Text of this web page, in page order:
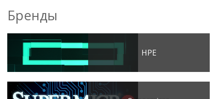
Бренды
HPE